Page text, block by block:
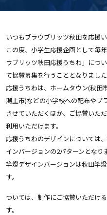
いつもブラウブリッツ秋田を応援
この度、小学生応援企画として毎
ウブリッツ秋田応援うちわ」につ
て協賛募集を行うこととなりました
応援うちわは、ホームタウン(秋田
潟上市)などの小学校への配布やブ
させていただくほか、ご協賛いた
利用いただけます。
応援うちわのデザインについては
インバージョンの2パターンとなり
竿燈デザインバージョンは秋田竿
す。
ついては、制作にご協賛いただけ
す。